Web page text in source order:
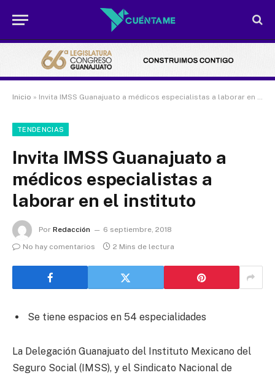
Inicio » Invita IMSS Guanajuato a médicos especialistas a laborar en el instituto
TENDENCIAS
Invita IMSS Guanajuato a
médicos especialistas a
laborar en el instituto
Por Redacción
6 septiembre, 2018
No hay comentarios
2 Mins de lectura
Se tiene espacios en 54 especialidades
La Delegación Guanajuato del Instituto Mexicano del
Seguro Social (IMSS), y el Sindicato Nacional de